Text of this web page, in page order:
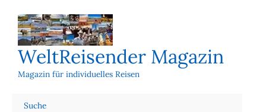
Inhalt
springen
WeltReisender Magazin
Magazin für individuelles Reisen
Suche